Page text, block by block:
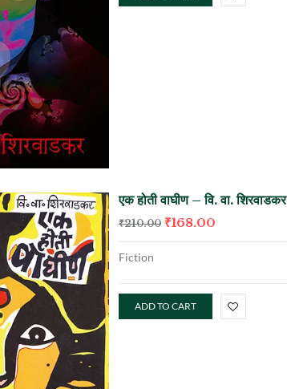
एक होती वाघीण – वि. वा. शिरवाडकर
₹210.00 ₹168.00
Fiction
ADD TO CART